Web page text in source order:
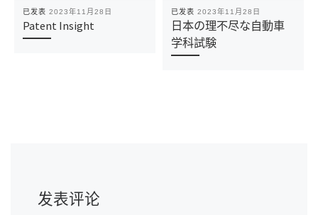
已发表 2023年11月28日
Patent Insight
已发表 2023年11月28日
日本の理不尽な自動車
学科試験
发表评论